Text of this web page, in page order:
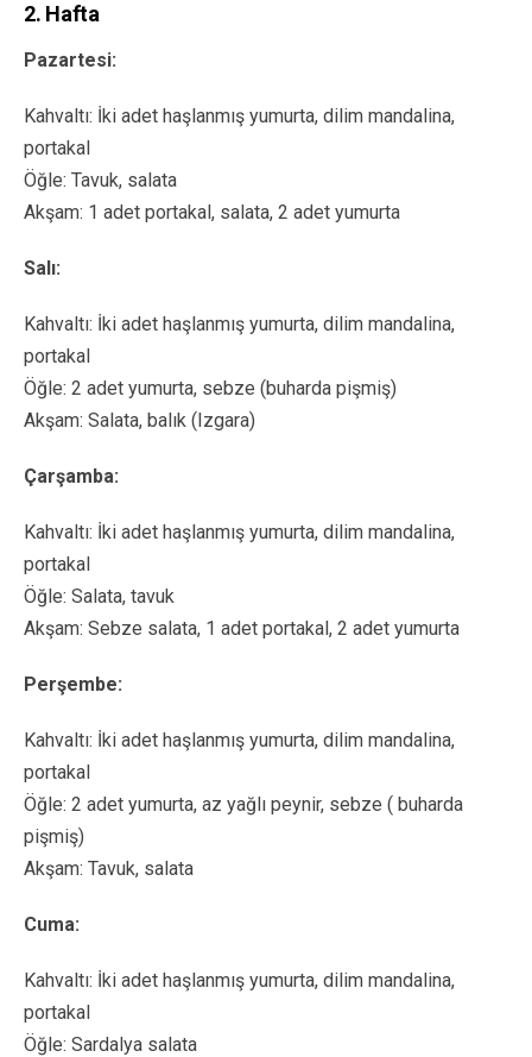
2. Hafta
Pazartesi:
Kahvaltı: İki adet haşlanmış yumurta, dilim mandalina,
portakal
Öğle: Tavuk, salata
Akşam: 1 adet portakal, salata, 2 adet yumurta
Salı:
Kahvaltı: İki adet haşlanmış yumurta, dilim mandalina,
portakal
Öğle: 2 adet yumurta, sebze (buharda pişmiş)
Akşam: Salata, balık (Izgara)
Çarşamba:
Kahvaltı: İki adet haşlanmış yumurta, dilim mandalina,
portakal
Öğle: Salata, tavuk
Akşam: Sebze salata, 1 adet portakal, 2 adet yumurta
Perşembe:
Kahvaltı: İki adet haşlanmış yumurta, dilim mandalina,
portakal
Öğle: 2 adet yumurta, az yağlı peynir, sebze ( buharda
pişmiş)
Akşam: Tavuk, salata
Cuma:
Kahvaltı: İki adet haşlanmış yumurta, dilim mandalina,
portakal
Öğle: Sardalya salata